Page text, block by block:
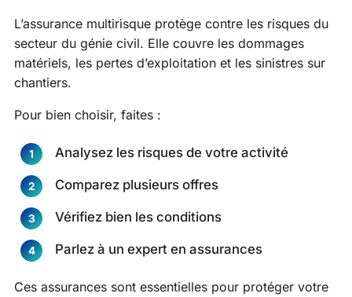
L’assurance multirisque protège contre les risques du
secteur du génie civil. Elle couvre les dommages
matériels, les pertes d’exploitation et les sinistres sur
chantiers.
Pour bien choisir, faites :
Analysez les risques de votre activité
Comparez plusieurs offres
Vérifiez bien les conditions
Parlez à un expert en assurances
Ces assurances sont essentielles pour protéger votre